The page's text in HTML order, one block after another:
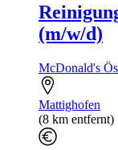
(m/w/d)
McDonald's
Mattighofen
(8 km entfernt)